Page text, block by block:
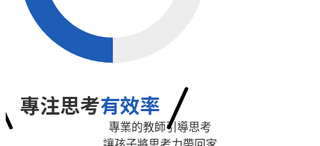
專注思考有效率
專業的教師引導思考